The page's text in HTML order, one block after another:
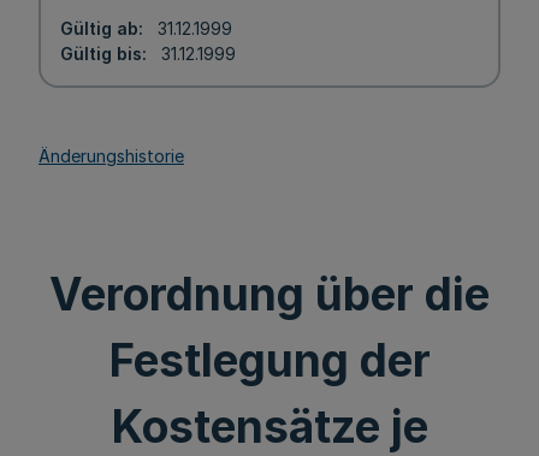
Gültig ab
31.12.1999
Gültig bis
31.12.1999
Änderungshistorie
Verordnung über die
Festlegung der
Kostensätze je